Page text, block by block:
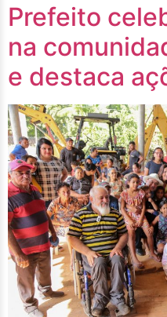
Prefeito
na
e destaca